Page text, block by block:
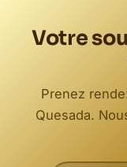
Votre
Prenez
Quesada.